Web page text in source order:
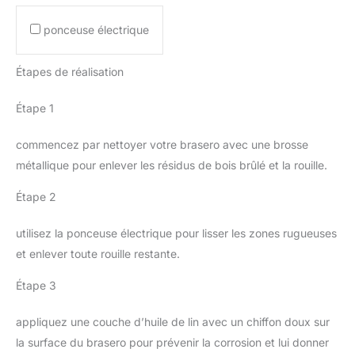
ponceuse électrique
Étapes de réalisation
Étape 1
commencez par nettoyer votre brasero avec une brosse
métallique pour enlever les résidus de bois brûlé et la rouille.
Étape 2
utilisez la ponceuse électrique pour lisser les zones rugueuses
et enlever toute rouille restante.
Étape 3
appliquez une couche d’huile de lin avec un chiffon doux sur
la surface du brasero pour prévenir la corrosion et lui donner